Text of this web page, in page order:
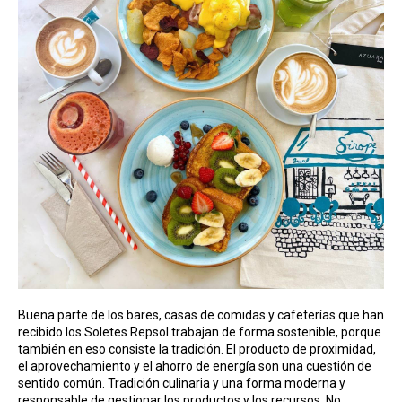
Buena parte de los bares, casas de comidas y cafeterías que han
recibido los Soletes Repsol trabajan de forma sostenible, porque
también en eso consiste la tradición. El producto de proximidad,
el aprovechamiento y el ahorro de energía son una cuestión de
sentido común. Tradición culinaria y una forma moderna y